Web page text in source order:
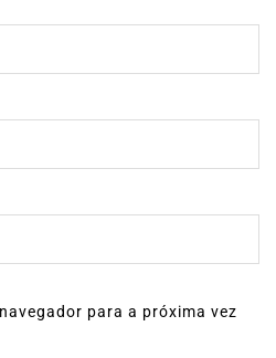
para a próxima vez